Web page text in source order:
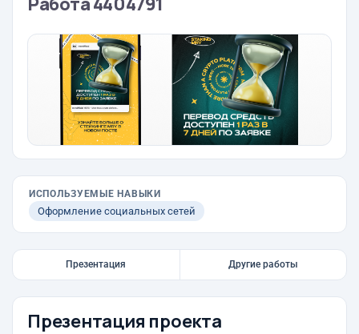
ИСПОЛЬЗУЕМЫЕ НАВЫКИ
Оформление социальных сетей
Презентация Другие работы
Презентация проекта